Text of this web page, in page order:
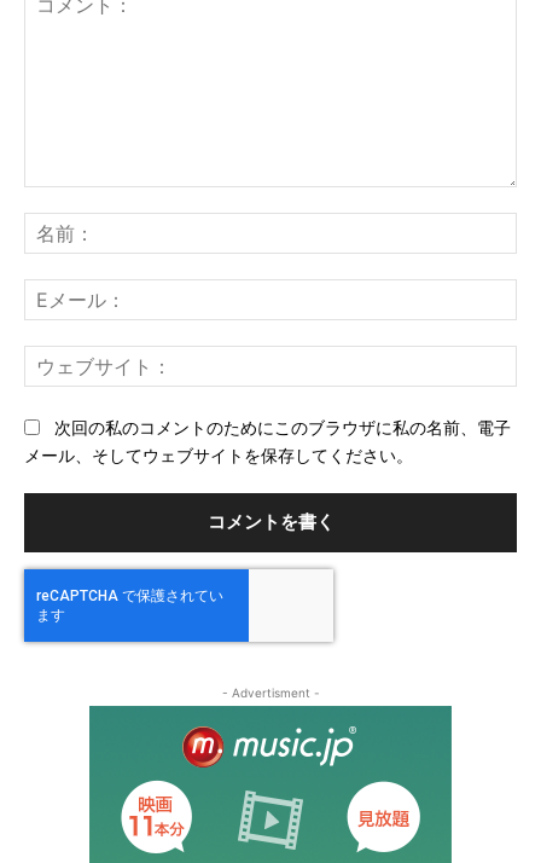
ン
ト：
前
メ
ー
ェ
次回の私のコメントのためにこのブラウザに私の名前、電子
メール、そしてウェブサイトを保存してください。
- Advertisment -